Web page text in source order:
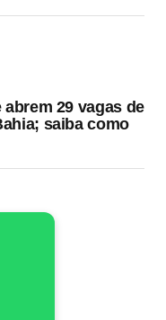
29 vagas de
saiba como